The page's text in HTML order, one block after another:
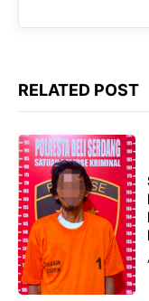
r
RELATED POST